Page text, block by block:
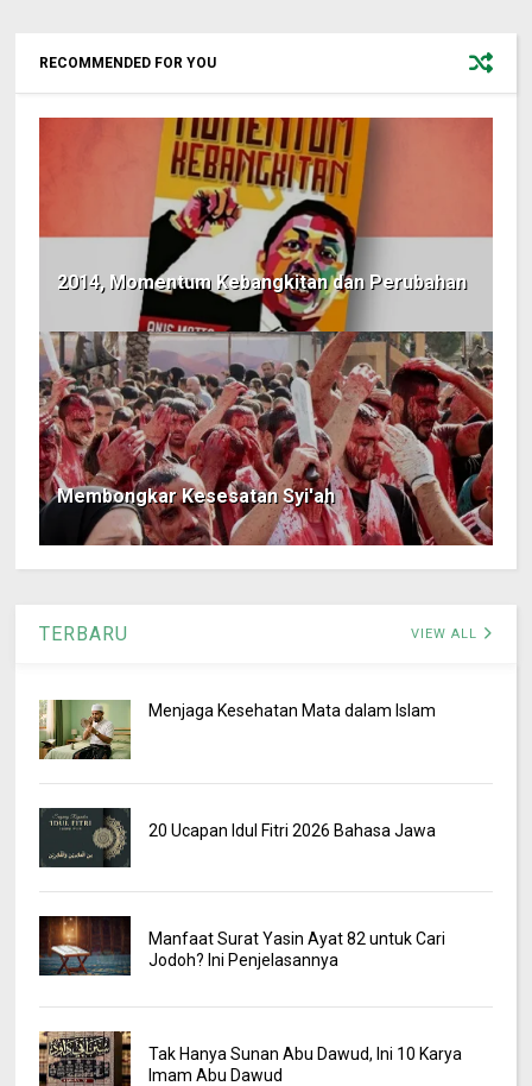
RECOMMENDED FOR YOU
2014, Momentum Kebangkitan dan Perubahan
Membongkar Kesesatan Syi'ah
TERBARU VIEW ALL
Menjaga Kesehatan Mata dalam Islam
20 Ucapan Idul Fitri 2026 Bahasa Jawa
Manfaat Surat Yasin Ayat 82 untuk Cari
Jodoh? Ini Penjelasannya
Tak Hanya Sunan Abu Dawud, Ini 10 Karya
Imam Abu Dawud